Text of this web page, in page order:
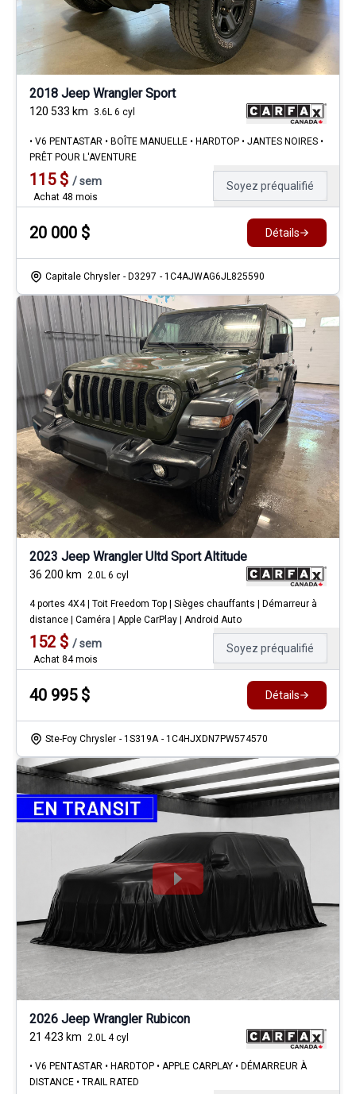
2018 Jeep Wrangler Sport
120 533 km 3.6L 6 cyl
• V6 PENTASTAR • BOÎTE MANUELLE • HARDTOP • JANTES NOIRES •
PRÊT POUR L'AVENTURE
115$ /sem
Achat 48 mois
Soyez préqualifié
20 000 $ Détails
Capitale Chrysler - D3297 - 1C4AJWAG6JL825590
2023 Jeep Wrangler Ultd Sport Altitude
36 200 km 2.0L 6 cyl
4 portes 4X4 | Toit Freedom Top | Sièges chauffants | Démarreur à
distance | Caméra | Apple CarPlay | Android Auto
152 $ /sem
Achat 84 mois
Soyez préqualifié
40 995$ Détails
Ste-Foy Chrysler - 1S319A - 1C4HJXDN7PW574570
2026 Jeep Wrangler Rubicon
21 423 km 2.0L 4 cyl
• V6 PENTASTAR • HARDTOP • APPLE CARPLAY • DÉMARREUR À
DISTANCE • TRAIL RATED